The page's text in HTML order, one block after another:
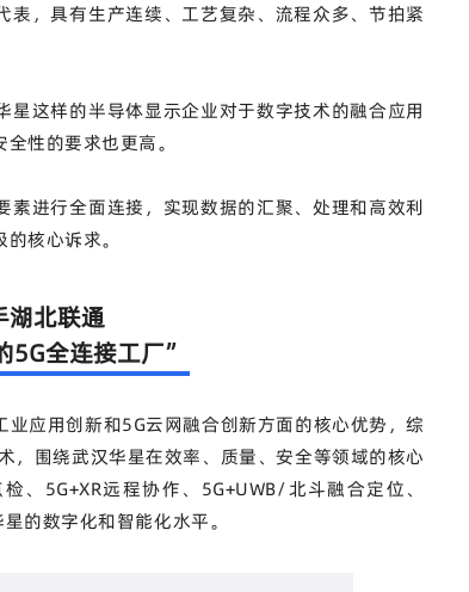
，具有生产连续、工艺复杂、流程众多、节拍紧
这样的半导体显示企业对于数字技术的融合应用
性的要求也更高。
进行全面连接，实现数据的汇聚、处理和高效利
核心诉求。
湖北联通
5G全连接工厂”
应用创新和5G云网融合创新方面的核心优势，综
，围绕武汉华星在效率、质量、安全等领域的核心
、5G+XR远程协作、5G+UWB/北斗融合定位、
的数字化和智能化水平。